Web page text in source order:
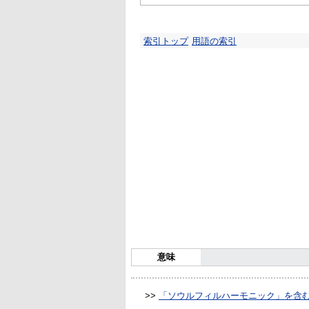
索引トップ 用語の索引
意味
>> 「ソウルフィルハーモニック」を含